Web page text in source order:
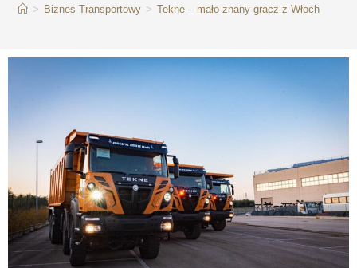
> Biznes Transportowy > Tekne – mało znany gracz z Włoch